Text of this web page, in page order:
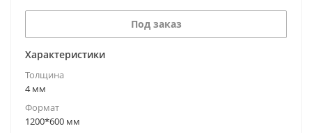
Под заказ
Характеристики
Толщина
4 мм
Формат
1200*600 мм